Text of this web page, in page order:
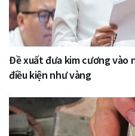
Đề xuất đưa kim cương vào
điều kiện như vàng